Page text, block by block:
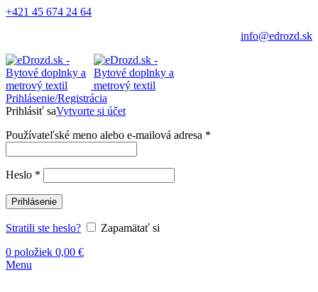
+421 45 674 24 64
info@edrozd.sk
Prihlásenie/Registrácia
Prihlásiť saVytvorte si účet
Používateľské meno alebo e-mailová adresa *
Heslo *
Prihlásenie
Stratili ste heslo?
Zapamätať si
0 položiek 0,00 €
Menu